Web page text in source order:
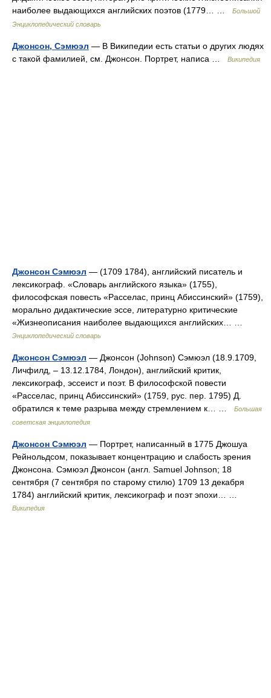
наиболее выдающихся английских поэтов (1779… …
Большой
Энциклопедический словарь
Джонсон, Сэмюэл — В Википедии есть статьи о других людях
с такой фамилией, см. Джонсон. Портрет, написа …
Википедия
Джонсон Сэмюэл — (1709 1784), английский писатель и
лексикограф. «Словарь английского языка» (1755),
философская повесть «Расселас, принц Абиссинский» (1759),
морально дидактические эссе, литературно критические
«Жизнеописания наиболее выдающихся английских… …
Энциклопедический словарь
Джонсон Сэмюэл — Джонсон (Johnson) Сэмюэл (18.9.1709,
Личфилд, ‒ 13.12.1784, Лондон), английский критик,
лексикограф, эссеист и поэт. В философской повести
«Расселас, принц Абиссинский» (1759, рус. пер. 1795) Д.
обратился к теме разрыва между стремлением к… …
Большая
советская энциклопедия
Джонсон Сэмюэл — Портрет, написанный в 1775 Джошуа
Рейнольдсом, показывает концентрацию и слабость зрения
Джонсона. Сэмюэл Джонсон (англ. Samuel Johnson; 18
сентября (7 сентября по старому стилю) 1709 13 декабря
1784) английский критик, лексикограф и поэт эпохи… …
Википедия